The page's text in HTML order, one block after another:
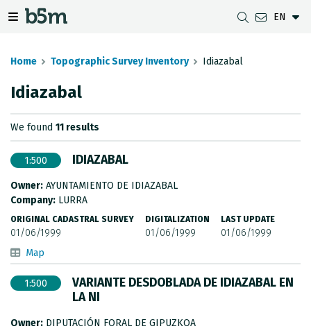
EN
Home Topographic Survey Inventory Idiazabal
Idiazabal
We found 11 results
1:500 IDIAZABAL
Owner: AYUNTAMIENTO DE IDIAZABAL
Company: LURRA
ORIGINAL CADASTRAL SURVEY
01/06/1999
DIGITALIZATION
01/06/1999
LAST UPDATE
01/06/1999
Map
1:500
VARIANTE DESDOBLADA DE IDIAZABAL EN
LA NI
Owner: DIPUTACIÓN FORAL DE GIPUZKOA
DATASETS
OGC SERVICES
INSPIRE SERVICES
REST API
MUNICIPAL BOUNDARIES
TOPOGRAPHIC SURVEY INVENTORY
G-IRUDIA
OFFLINE MAPS
HD MAPS OF GIPUZKOA
GIPUZKOA GNSS NETWORK
GEODETIC BENCHMARKS
SUBSIDENCE DETECTION